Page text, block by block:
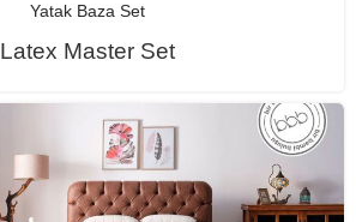
Yatak Baza Set
Latex Master Set